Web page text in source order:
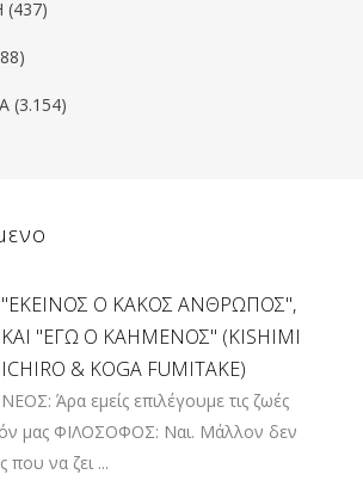
(437)
(3.154)
"ΕΚΕΙΝΟΣ Ο ΚΑΚΟΣ ΑΝΘΡΩΠΟΣ",
ΚΑΙ "ΕΓΩ Ο ΚΑΗΜΕΝΟΣ" (KISHIMI
ICHIRO & KOGA FUMITAKE)
ΝΕΟΣ: Άρα εμείς επιλέγουμε τις ζωές
μας ΦΙΛΟΣΟΦΟΣ: Ναι. Μάλλον δεν
που να ζει ...